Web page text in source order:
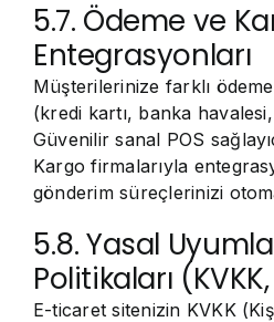
5.7. Ödeme ve
Entegrasyonları
Müşterilerinize farklı
(kredi kartı, banka
Güvenilir sanal POS
Kargo firmalarıyla
gönderim süreçlerinizi
5.8. Yasal
Politikaları (KVKK,
E-ticaret sitenizin KVKK